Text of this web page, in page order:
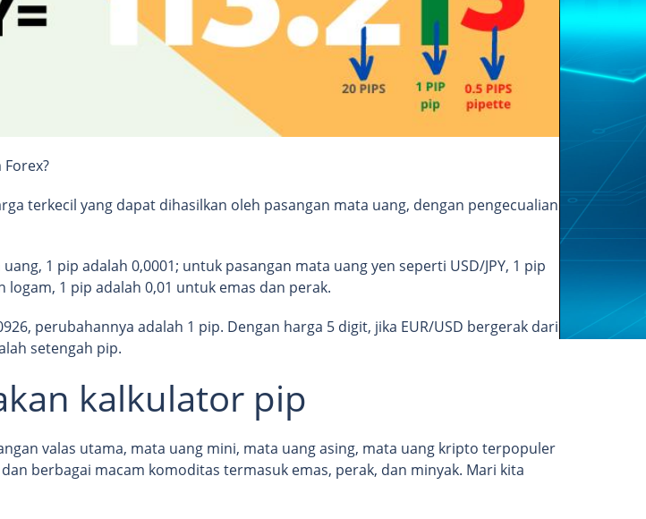
terkecil yang dapat dihasilkan oleh pasangan mata uang, dengan pengecualian
1 pip adalah 0,0001; untuk pasangan mata uang yen seperti USD/JPY, 1 pip
logam, 1 pip adalah 0,01 untuk emas dan perak.
perubahannya adalah 1 pip. Dengan harga 5 digit, jika EUR/USD bergerak dari
setengah pip.
kalkulator pip
valas utama, mata uang mini, mata uang asing, mata uang kripto terpopuler
dan berbagai macam komoditas termasuk emas, perak, dan minyak. Mari kita